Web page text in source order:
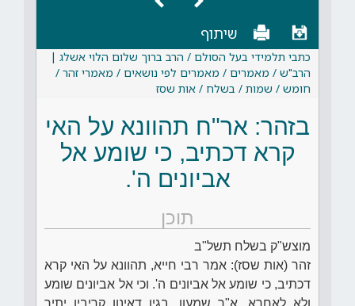
שיתוף
כתבי תלמידי בעל הסולם / הרב ברוך שלום הלוי אשלג |
הרב"ש / מאמרים / מאמרים לפי נושאים / מאמרי זהר /
חומש / שמות / בשלח / אות שסז
בזהר: אר"ח תהוונא על האי
קרא דכתיב, כי שומע אל
אביונים ה'.
תוכן
מוצש"ק בשלח תשל"ב
זהר (אות שסז): אמר רבי חייא, תהוונא על האי קרא
דכתיב, כי שומע אל אביונים ה'. וכי אל אביונים שומע
ולא לאחרא. א"ר שמעון, בגין דאינון קריבין יתיר